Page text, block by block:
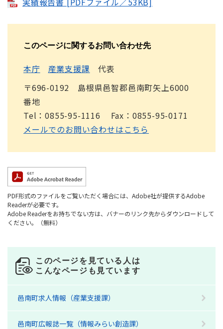
このページに関するお問い合わせ先
本庁 産業支援課
代表
〒696-0192 島根県邑智郡邑南町矢上6000
番地
Tel：0855-95-1116
Fax：0855-95-0171
メールでのお問い合わせはこちら
PDF形式のファイルをご覧いただく場合には、Adobe社が提供するAdobe
Readerが必要です。
Adobe Readerをお持ちでない方は、バナーのリンク先からダウンロードして
ください。（無料）
このページを見ている人は
こんなページも見ています
邑南町求人情報（産業支援課）
邑南町広報誌一覧（情報みらい創造課）